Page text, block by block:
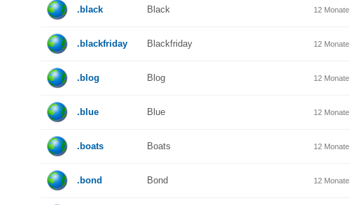
.black Black 12 Monate
.blackfriday Blackfriday 12 Monate
.blog Blog 12 Monate
.blue Blue 12 Monate
.boats Boats 12 Monate
.bond Bond 12 Monate